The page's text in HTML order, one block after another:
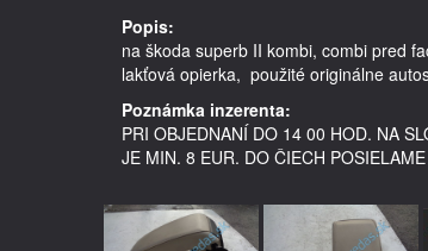
Popis:
na škoda superb II kombi, combi pred
lakťová opierka,  použité originálne
Poznámka inzerenta:
PRI OBJEDNANÍ DO 14 00 HOD. NA
JE MIN. 8 EUR. DO ČIECH